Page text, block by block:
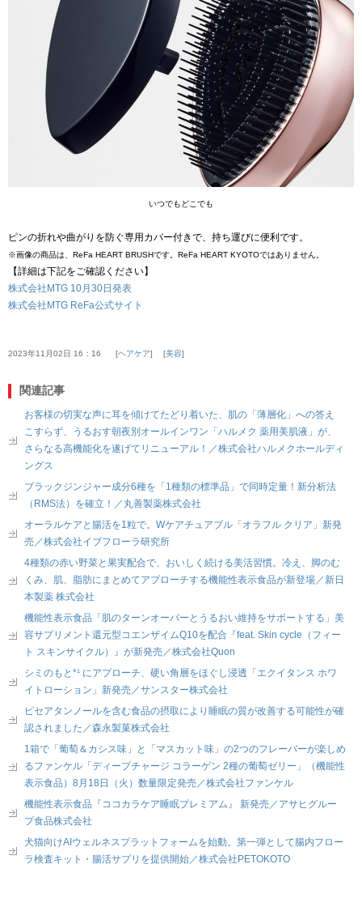
いつでもどこでも
ピンの折れや曲がりを防ぐ専用カバー付きで、持ち運びに便利です。
※画像の商品は、ReFa HEART BRUSHです。ReFa HEART KYOTOではありません。
【詳細は下記をご確認ください】
株式会社MTG 10月30日発表
株式会社MTG ReFa公式サイト
2023年11月02日 16：16 ヘアケア 美容
関連記事
お客様の切実な声に耳を傾けてたどり着いた、肌の「薄層化」への答え
こすらず、うるおす朝夜別オールインワン「ハルメク 薬用美肌液」が、
さらなる高機能化を遂げてリニューアル！／株式会社ハルメクホールディ
ングス
ブラックジンジャー成分6種を「1種類の標準品」で同時定量！新分析法
（RMS法）を確立！／丸善製薬株式会社
オーラルケアと腸活を1粒で。Wケアチュアブル「オラフル クリア」新発
売／株式会社イブフローラ研究所
4種類の赤い野菜と果実配合で、おいしく続ける美活習慣。冷え、脚のむ
くみ、肌、脂肪にまとめてアプローチする機能性表示食品が新登場／新日
本製薬 株式会社
機能性表示食品「肌のターンオーバーとうるおい維持をサポートする」美
容サプリメント還元型コエンザイムQ10を配合『feat. Skin cycle（フィー
ト スキンサイクル）』が新発売／株式会社Quon
シミのもと*¹ にアプローチ、硬い角層をほぐし浸透「エクイタンス ホワ
イトローション」新発売／サンスター株式会社
ピセアタンノールを含む食品の摂取により睡眠の質が改善する可能性が確
認されました／森永製菓株式会社
1箱で「葡萄＆カシス味」と「マスカット味」の2つのフレーバーが楽しめ
るファンケル「ディープチャージ コラーゲン 2種の葡萄ゼリー」（機能性
表示食品）8月18日（火）数量限定発売／株式会社ファンケル
機能性表示食品『ココカラケア睡眠プレミアム』 新発売／アサヒグルー
プ食品株式会社
犬猫向けAIウェルネスプラットフォームを始動。第一弾として腸内フロー
ラ検査キット・腸活サプリを提供開始／株式会社PETOKOTO